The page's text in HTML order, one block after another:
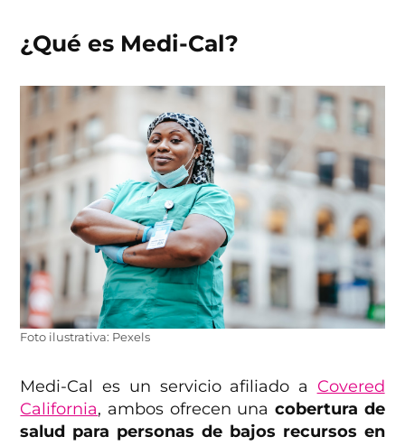
¿Qué es Medi-Cal?
Foto ilustrativa: Pexels
Medi-Cal es un servicio afiliado a Covered
California, ambos ofrecen una cobertura de
salud para personas de bajos recursos en